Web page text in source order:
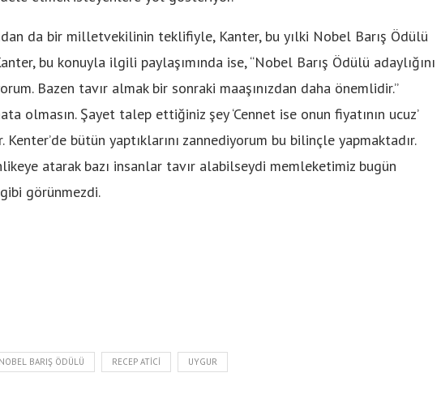
da bir milletvekilinin teklifiyle, Kanter, bu yılki Nobel Barış Ödülü
bu konuyla ilgili paylaşımında ise, “Nobel Barış Ödülü adaylığını
Bazen tavır almak bir sonraki maaşınızdan daha önemlidir.”
olmasın. Şayet talep ettiğiniz şey ‘Cennet ise onun fiyatının ucuz’
Kenter’de bütün yaptıklarını zannediyorum bu bilinçle yapmaktadır.
atarak bazı insanlar tavır alabilseydi memleketimiz bugün
görünmezdi.
NOBEL BARIŞ ÖDÜLÜ RECEP ATICI UYGUR